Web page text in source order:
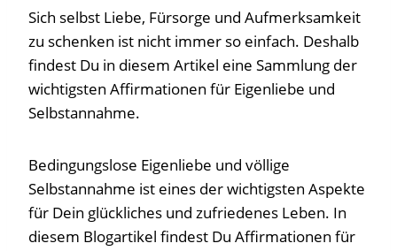
Sich selbst Liebe, Fürsorge und Aufmerksamkeit
zu schenken ist nicht immer so einfach. Deshalb
findest Du in diesem Artikel eine Sammlung der
wichtigsten Affirmationen für Eigenliebe und
Selbstannahme.
Bedingungslose Eigenliebe und völlige
Selbstannahme ist eines der wichtigsten Aspekte
für Dein glückliches und zufriedenes Leben. In
diesem Blogartikel findest Du Affirmationen für